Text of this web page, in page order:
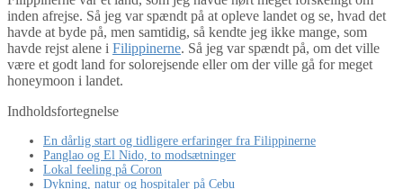
inden afrejse. Så jeg var spændt på at opleve landet og se, hvad det
havde at byde på, men samtidig, så kendte jeg ikke mange, som
havde rejst alene i Filippinerne. Så jeg var spændt på, om det ville
være et godt land for solorejsende eller om der ville gå for meget
honeymoon i landet.
Indholdsfortegnelse
En dårlig start og tidligere erfaringer fra Filippinerne
Panglao og El Nido, to modsætninger
Lokal feeling på Coron
Dykning, natur og hospitaler på Cebu